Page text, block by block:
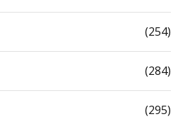
(254)
(284)
(295)